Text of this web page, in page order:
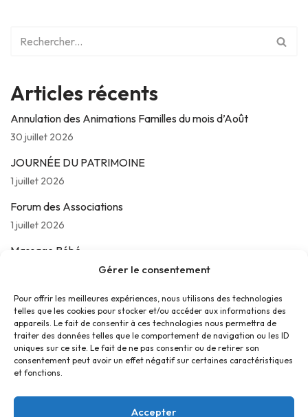
Gérer le consentement
Pour offrir les meilleures expériences, nous utilisons des technologies
telles que les cookies pour stocker et/ou accéder aux informations des
appareils. Le fait de consentir à ces technologies nous permettra de
traiter des données telles que le comportement de navigation ou les ID
uniques sur ce site. Le fait de ne pas consentir ou de retirer son
consentement peut avoir un effet négatif sur certaines caractéristiques
et fonctions.
Accepter
Articles récents
Annulation des Animations Familles du mois d’Août
30 juillet 2026
JOURNÉE DU PATRIMOINE
1 juillet 2026
Forum des Associations
1 juillet 2026
Massage Bébé
Les jeudis de La Parolière
16 juin 2026